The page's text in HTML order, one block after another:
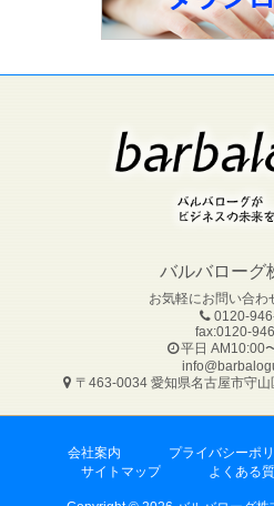
バルバローグ
お気軽にお問い合わ
0120-
fax:0120-
平日 AM10:00
〒463-0034 愛知県名古屋市守
会社案内 プライバシーポ
サイトマップ
よくある